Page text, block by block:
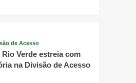
de Acesso
Rio Verde estreia com
na Divisão de Acesso